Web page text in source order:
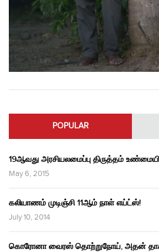
POPULAR
19ஆவது அரசியலமைப்பு திருத்தம்
May 6, 2015
கலியாணம் முடிஞ்சி 11ஆம் நாள் எய்ட்ஸ்!
July 10, 2014
கொரோனா வைரஸ் தொற்றுநோய், அதன்